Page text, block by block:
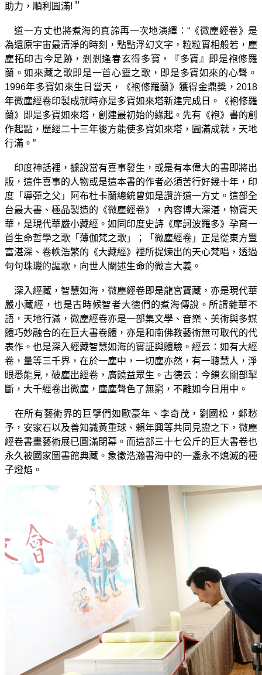
助力，順利圓滿!＂
道一方丈也將煮海的真諦再一次地演繹：“《微塵經卷》是
為還原宇宙最清淨的時刻，點點浮幻文字，粒粒實相般若，塵
塵拓印古今足跡，剎剎逢春玄得多寶，『多寶』即是袍修羅
蘭。如來藏之歌即是一首心靈之歌，即是多寶如來的心聲。
1996年多寶如來生日當天，《袍修羅蘭》獲得金鼎獎，2018
年微塵經卷印製成就時亦是多寶如來塔新建完成日。《袍修羅
蘭》即是多寶如來塔，創建最初始的緣起。先有《袍》書的創
作起點，歷經二十三年後方能使多寶如來塔，圓滿成就，天地
行滿。”
印度神話裡，據說當有喜事發生，或是有本偉大的書即將出
版，這件喜事的人物或是這本書的作者必須苦行好幾十年，印
度「導彈之父」阿布杜卡蘭總統曾如是讚許道一方丈。這部全
台最大書、極品製造的《微塵經卷》，內容博大深湛，物寶天
華，是現代華嚴小藏經。如同印度史詩《摩訶波羅多》孕育一
首生命哲學之歌「薄伽梵之歌」；「微塵經卷」正是從東方豐
富湛深、卷帙浩繁的《大藏經》裡所提煉出的天心梵唱，透過
句句珠璣的謳歌，向世人闡述生命的微言大義。
深入經藏，智慧如海，微塵經卷即是龍宮寶藏，亦是現代華
嚴小藏經，也是古時候智者大德們的煮海傳說。所謂雜華不
語，天地行滿，微塵經卷亦是一部集文學、音樂、美術與多媒
體巧妙融合的在巨大書卷體，亦是和南佛教藝術無可取代的代
表作。也是深入經藏智慧如海的實証與體驗。經云：如有大經
卷，量等三千界，在於一塵中，一切塵亦然，有一聰慧人，淨
眼悉能見，破塵出經卷，廣饒益眾生。古德云：今鎖玄關部掣
斷，大千經卷出微塵，塵塵聲色了無窮，不離如今日用中。
在所有藝術界的巨擘們如歐豪年、李奇茂，劉國松，鄭愁
予，安家石以及善知識黃重球、賴年興等共同見證之下，微塵
經卷書畫藝術展已圓滿閉幕。而這部三十七公斤的巨大書卷也
永久被國家圖書館典藏。象徵浩瀚書海中的一盞永不熄滅的種
子燈焰。